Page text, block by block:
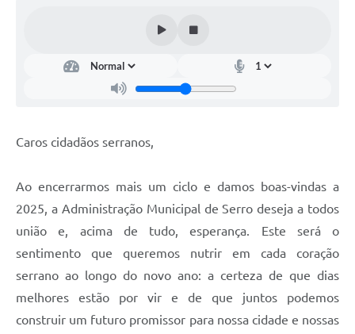
Chamamento Público
Arquivos para Download
SIC
Jornal
Covid -19 em Serro
Caros cidadãos serranos,
Ao encerrarmos mais um ciclo e damos boas-vindas a
2025, a Administração Municipal de Serro deseja a todos
união e, acima de tudo, esperança. Este será o
sentimento que queremos nutrir em cada coração
serrano ao longo do novo ano: a certeza de que dias
melhores estão por vir e de que juntos podemos
construir um futuro promissor para nossa cidade e nossas